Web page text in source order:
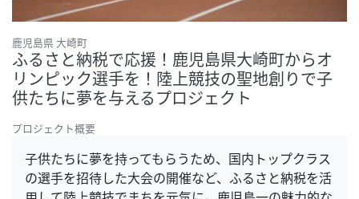
鹿児島県 大崎町
ふるさと納税で応援！鹿児島県大崎町からオ
リンピック選手を！陸上競技の聖地創りで子
供たちに夢を与えるプロジェクト
プロジェクト概要
子供たちに夢を持ってもらうため、国内トップクラス
の選手を招待した大会の開催など、ふるさと納税を活